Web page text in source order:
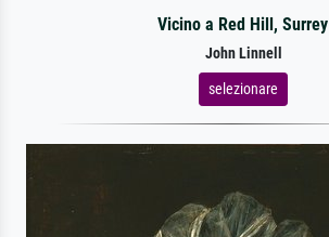
Vicino a Red Hill, Surrey
John Linnell
selezionare